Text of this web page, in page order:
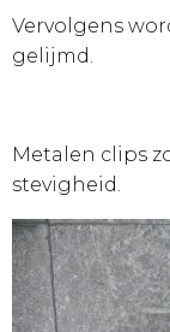
Vervolgens
gelijmd.
Metalen clips
stevigheid.